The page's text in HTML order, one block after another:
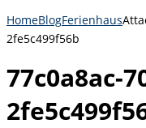
HomeBlogFerienhaus
2fe5c499f56b
77c0a8ac-